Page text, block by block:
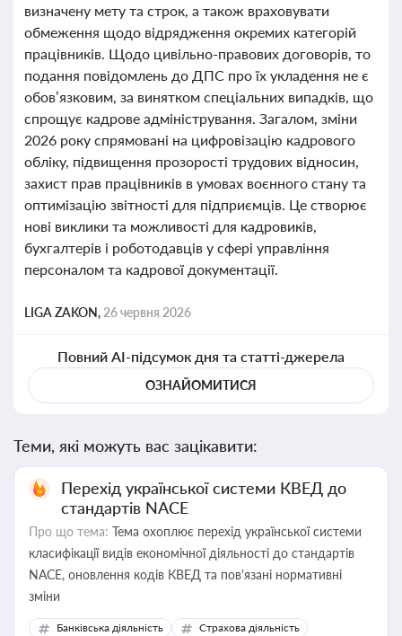
визначену мету та строк, а також враховувати
обмеження щодо відрядження окремих категорій
працівників. Щодо цивільно-правових договорів, то
подання повідомлень до ДПС про їх укладення не є
обов’язковим, за винятком спеціальних випадків, що
спрощує кадрове адміністрування. Загалом, зміни
2026 року спрямовані на цифровізацію кадрового
обліку, підвищення прозорості трудових відносин,
захист прав працівників в умовах воєнного стану та
оптимізацію звітності для підприємців. Це створює
нові виклики та можливості для кадровиків,
бухгалтерів і роботодавців у сфері управління
персоналом та кадрової документації.
LIGA ZAKON, 26 червня 2026
Повний AI-підсумок дня та статті-джерела
ОЗНАЙОМИТИСЯ
Теми, які можуть вас зацікавити:
Перехід української системи КВЕД до
стандартів NACE
Про що тема: Тема охоплює перехід української системи
класифікації видів економічної діяльності до стандартів
NACE, оновлення кодів КВЕД та пов'язані нормативні
зміни
Банківська діяльність
Страхова діяльність